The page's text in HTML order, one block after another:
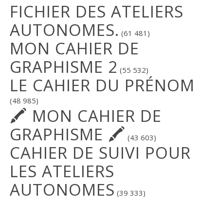
FICHIER DES ATELIERS
AUTONOMES. (61 481)
MON CAHIER DE
GRAPHISME 2 (55 532)
LE CAHIER DU PRÉNOM
(48 985)
🖍 MON CAHIER DE
GRAPHISME 🖍 (43 603)
CAHIER DE SUIVI POUR
LES ATELIERS
AUTONOMES (39 333)